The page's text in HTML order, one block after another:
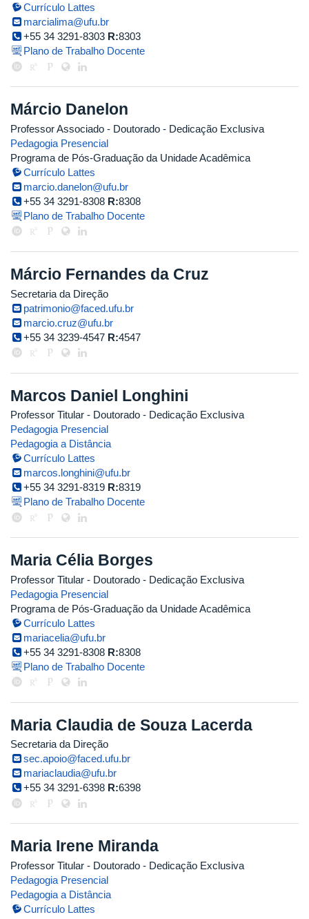
Currículo Lattes
marcialima@ufu.br
+55 34 3291-8303 R:8303
Plano de Trabalho Docente
Márcio Danelon
Professor Associado - Doutorado - Dedicação Exclusiva
Pedagogia Presencial
Programa de Pós-Graduação da Unidade Acadêmica
Currículo Lattes
marcio.danelon@ufu.br
+55 34 3291-8308 R:8308
Plano de Trabalho Docente
Márcio Fernandes da Cruz
Secretaria da Direção
patrimonio@faced.ufu.br
marcio.cruz@ufu.br
+55 34 3239-4547 R:4547
Marcos Daniel Longhini
Professor Titular - Doutorado - Dedicação Exclusiva
Pedagogia Presencial
Pedagogia a Distância
Currículo Lattes
marcos.longhini@ufu.br
+55 34 3291-8319 R:8319
Plano de Trabalho Docente
Maria Célia Borges
Professor Titular - Doutorado - Dedicação Exclusiva
Pedagogia Presencial
Programa de Pós-Graduação da Unidade Acadêmica
Currículo Lattes
mariacelia@ufu.br
+55 34 3291-8308 R:8308
Plano de Trabalho Docente
Maria Claudia de Souza Lacerda
Secretaria da Direção
sec.apoio@faced.ufu.br
mariaclaudia@ufu.br
+55 34 3291-6398 R:6398
Maria Irene Miranda
Professor Titular - Doutorado - Dedicação Exclusiva
Pedagogia Presencial
Pedagogia a Distância
Currículo Lattes